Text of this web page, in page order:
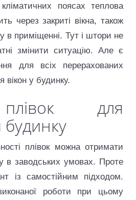
поясах теплова
через закриті вікна, також
в приміщенні. Тут і штори не
змінити ситуацію. Але є
для всіх перерахованих
вікон у будинку.
для
плівок можна отримати
в заводських умовах. Проте
із самостійним підходом.
роботи при цьому